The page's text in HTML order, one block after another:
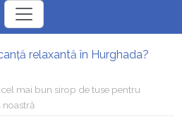
relaxantă în Hurghada?
mai bun sirop de tuse pentru
noastră